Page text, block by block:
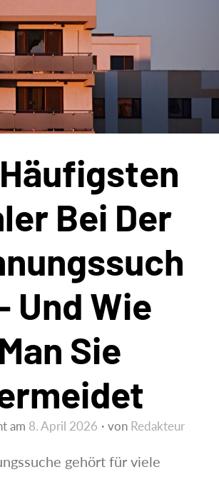
Bei Der
Und Wie
Man Sie
am 8. April 2026 von Redakteur
gehört für viele